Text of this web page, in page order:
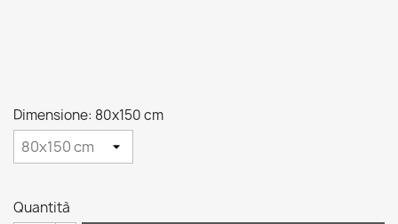
Dimensione: 80x150 cm
Quantità